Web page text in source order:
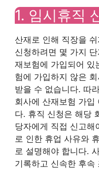
1. 임시휴직
산재로 인해 직장을
신청하려면 몇 가지
재보험에 가입되어 있
험에 가입하지 않은
받을 수 없습니다. 따
회사에 산재보험 가입
다. 휴직 신청은 해당
당자에게 직접 신고해
로 인한 휴업 사유와
로 설명해야 합니다.
기록하고 신속한 후속